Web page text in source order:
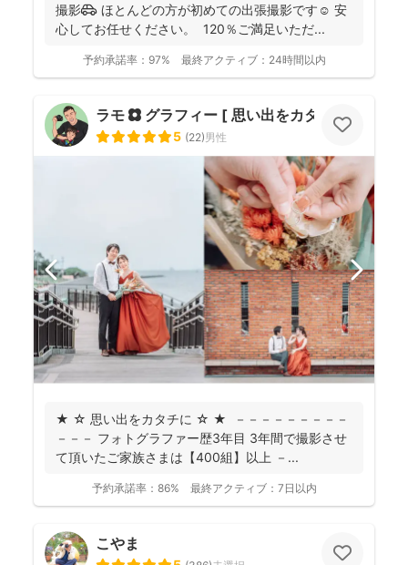
撮影🚗 ほとんどの方が初めての出張撮影です☺️ 安
心してお任せください。 120％ご満足いただ...
予約承諾率： 97% 最終アクティブ： 24時間以内
ラモ ✿ グラフィー [ 思い出をカタチに ]
5 (22)男性
★ ☆ 思い出をカタチに ☆ ★ －－－－－－－－－
－－－ フォトグラファー歴3年目 3年間で撮影させ
て頂いたご家族さまは【400組】以上 －...
予約承諾率： 86% 最終アクティブ： 7日以内
こやま